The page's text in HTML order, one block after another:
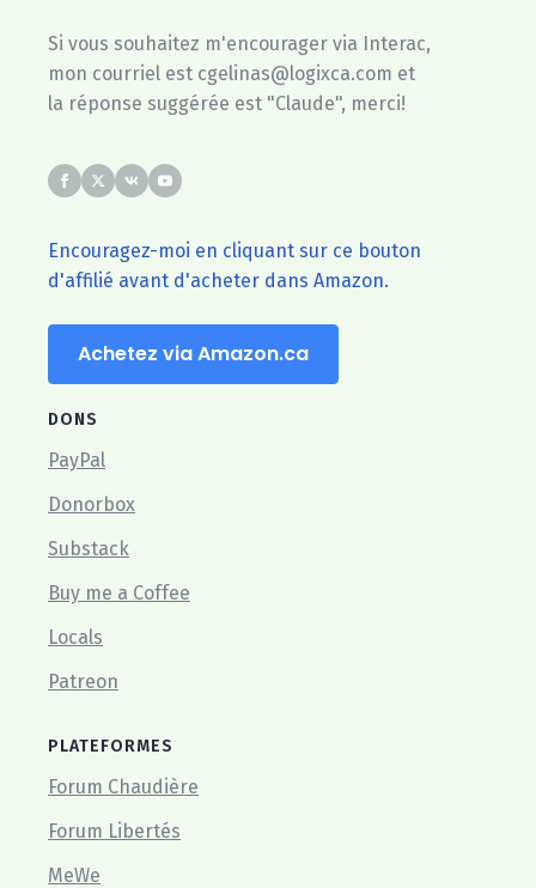
Si vous souhaitez m'encourager via Interac,
mon courriel est cgelinas@logixca.com et
la réponse suggérée est "Claude", merci!
Encouragez-moi en cliquant sur ce bouton
d'affilié avant d'acheter dans Amazon.
Achetez via Amazon.ca
DONS
PayPal
Donorbox
Substack
Buy me a Coffee
Locals
Patreon
PLATEFORMES
Forum Chaudière
Forum Libertés
MeWe